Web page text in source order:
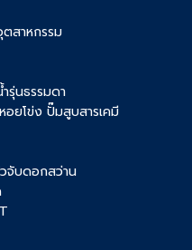
ตสาหกรรม
รุ่นธรรมดา
อยโข่ง ปั๊มสูบสารเคมี
จับดอกสว่าน